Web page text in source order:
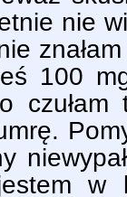
nie
100
w